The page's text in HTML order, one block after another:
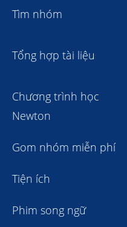
Tìm nhóm
Tổng hợp tài liệu
Chương trình học
Newton
Gom nhóm miễn phí
Tiện ích
Phim song ngữ